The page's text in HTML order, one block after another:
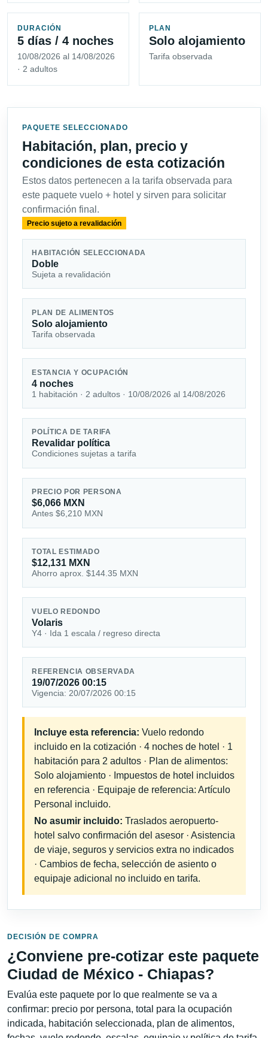
DURACIÓN
5 días / 4 noches
10/08/2026 al 14/08/2026
· 2 adultos
PLAN
Solo alojamiento
Tarifa observada
PAQUETE SELECCIONADO
Habitación, plan, precio y
condiciones de esta cotización
Estos datos pertenecen a la tarifa observada para
este paquete vuelo + hotel y sirven para solicitar
confirmación final.
Precio sujeto a revalidación
HABITACIÓN SELECCIONADA
Doble
Sujeta a revalidación
PLAN DE ALIMENTOS
Solo alojamiento
Tarifa observada
ESTANCIA Y OCUPACIÓN
4 noches
1 habitación · 2 adultos · 10/08/2026 al 14/08/2026
POLÍTICA DE TARIFA
Revalidar política
Condiciones sujetas a tarifa
PRECIO POR PERSONA
$6,066 MXN
Antes $6,210 MXN
TOTAL ESTIMADO
$12,131 MXN
Ahorro aprox. $144.35 MXN
VUELO REDONDO
Volaris
Y4 · Ida 1 escala / regreso directa
REFERENCIA OBSERVADA
19/07/2026 00:15
Vigencia: 20/07/2026 00:15
Incluye esta referencia: Vuelo redondo
incluido en la cotización · 4 noches de hotel · 1
habitación para 2 adultos · Plan de alimentos:
Solo alojamiento · Impuestos de hotel incluidos
en referencia · Equipaje de referencia: Artículo
Personal incluido.
No asumir incluido: Traslados aeropuerto-
hotel salvo confirmación del asesor · Asistencia
de viaje, seguros y servicios extra no indicados
· Cambios de fecha, selección de asiento o
equipaje adicional no incluido en tarifa.
DECISIÓN DE COMPRA
¿Conviene pre-cotizar este paquete
Ciudad de México - Chiapas?
Evalúa este paquete por lo que realmente se va a
confirmar: precio por persona, total para la ocupación
indicada, habitación seleccionada, plan de alimentos,